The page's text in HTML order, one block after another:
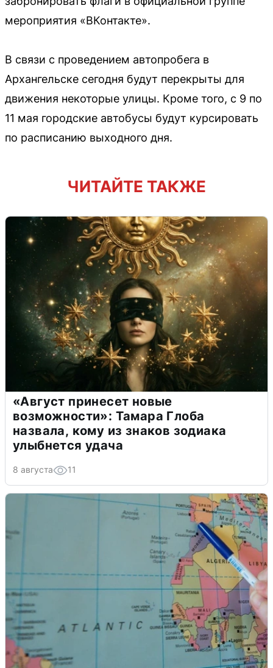
мероприятия «ВКонтакте».
В связи с проведением автопробега в
Архангельске сегодня будут перекрыты для
движения некоторые улицы. Кроме того, с 9 по
11 мая городские автобусы будут курсировать
по расписанию выходного дня.
ЧИТАЙТЕ ТАКЖЕ
«Август принесет новые
возможности»: Тамара Глоба
назвала, кому из знаков зодиака
улыбнется удача
8 августа 11